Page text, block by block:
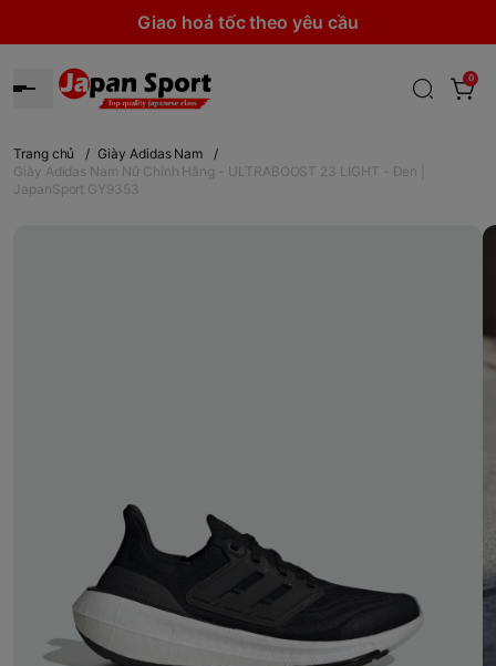
Giao hoả tốc theo yêu cầu
0
Trang chủ / Giày Adidas Nam
/
Giày Adidas Nam Nữ Chính Hãng - ULTRABOOST 23 LIGHT - Đen |
JapanSport GY9353